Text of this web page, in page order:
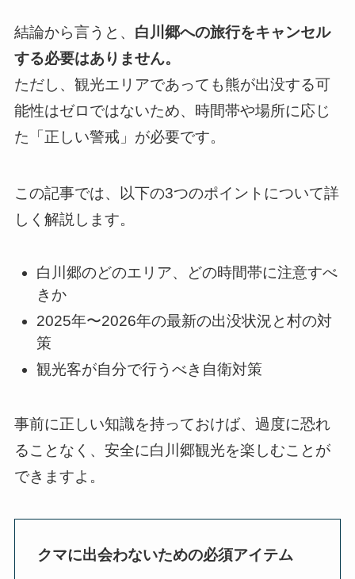
結論から言うと、 白川郷への旅行をキャンセル
する必要はありません。
ただし、観光エリアであっても熊が出没する可
能性はゼロではないため、時間帯や場所に応じ
た「正しい警戒」が必要です。
この記事では、以下の3つのポイントについて詳
しく解説します。
白川郷のどのエリア、どの時間帯に注意すべ
きか
2025年〜2026年の最新の出没状況と村の対
策
観光客が自分で行うべき自衛対策
事前に正しい知識を持っておけば、過度に恐れ
ることなく、安全に白川郷観光を楽しむことが
できますよ。
クマに出会わないための必須アイテム